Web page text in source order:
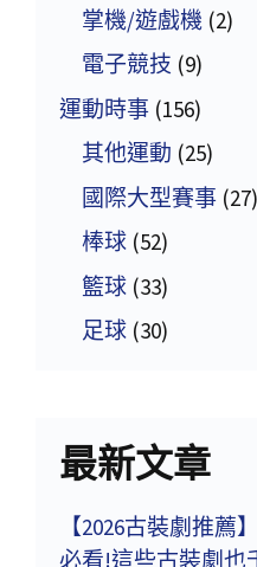
掌機/遊戲機 (2)
電子競技 (9)
運動時事 (156)
其他運動 (25)
國際大型賽事 (27)
棒球 (52)
籃球 (33)
足球 (30)
最新文章
【2026古裝劇推
必看!這些古裝劇也